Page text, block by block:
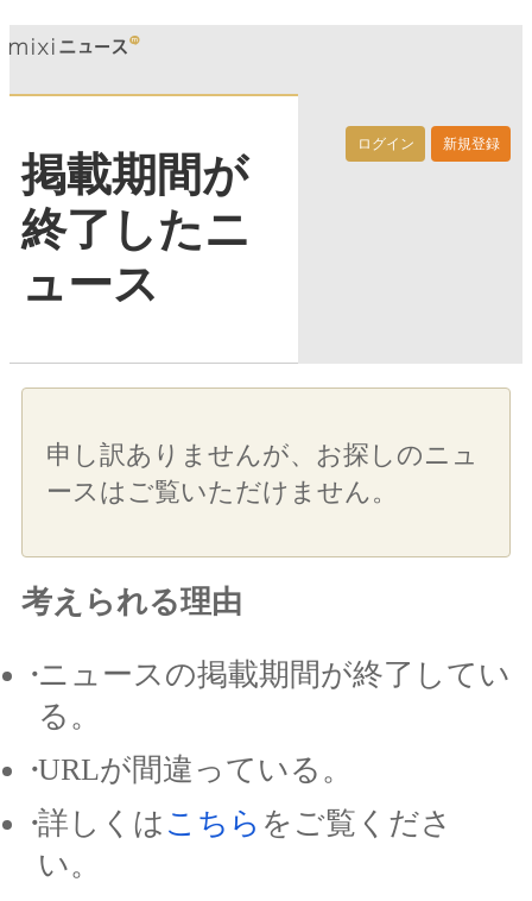
ログイン 新規登録
掲載期間が
終了したニ
ュース
申し訳ありませんが、お探しのニュ
ースはご覧いただけません。
考えられる理由
ニュースの掲載期間が終了してい
る。
URLが間違っている。
詳しくは こちら をご覧くださ
い。